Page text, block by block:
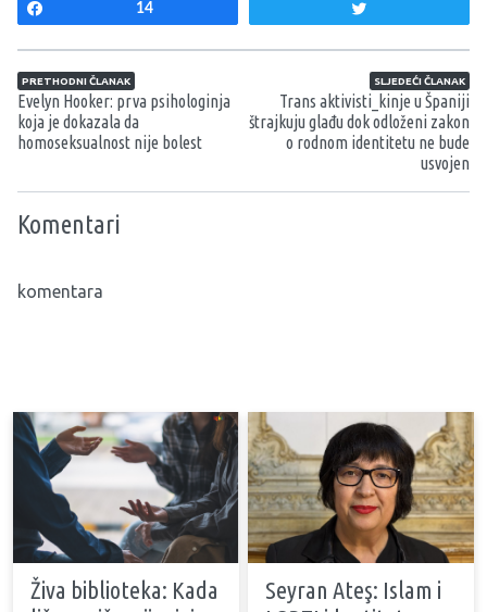
14
Navigacija članaka
PRETHODNI ČLANAK
Evelyn Hooker: prva psihologinja
koja je dokazala da
homoseksualnost nije bolest
SLJEDEĆI ČLANAK
Trans aktivisti_kinje u Španiji
štrajkuju glađu dok odloženi zakon
o rodnom identitetu ne bude
usvojen
Komentari
komentara
Živa biblioteka: Kada
Seyran Ateş: Islam i